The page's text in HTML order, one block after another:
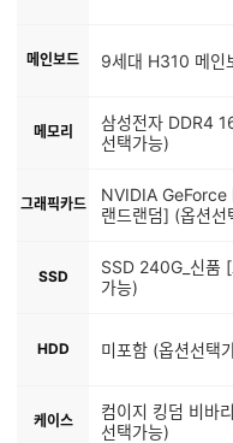
메인보드 9세대 H310 메인
메모리
삼성전자 DDR4
선택가능)
그래픽카드
NVIDIA GeForce
랜드랜덤] (옵션선
SSD
SSD 240G_신품
가능)
HDD 미포함 (옵션선택
케이스
컴이지 킹덤 비바
선택가능)